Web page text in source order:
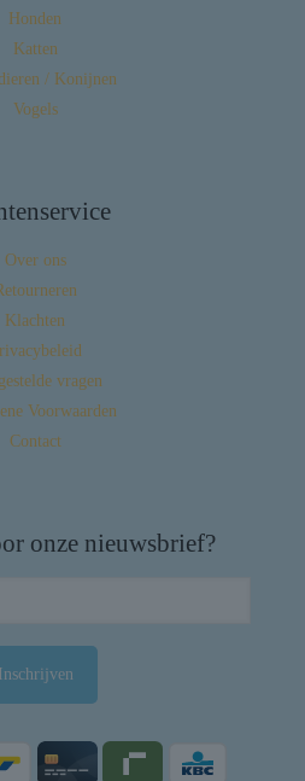
Honden
Katten
/ Konijnen
Vogels
Over ons
Klachten
vragen
Voorwaarden
Contact
onze nieuwsbrief?